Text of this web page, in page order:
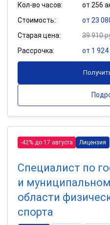
Кол-во часов:
от 256
Стоимость:
от 23
Старая цена:
39 910
Рассрочка:
от 1
-42% до 17 августа Лицензия
Специалист по
и
области
спорта